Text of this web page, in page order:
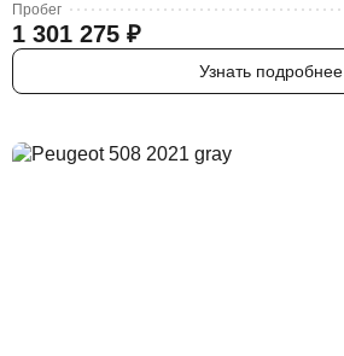
Пробег
1 301 275 ₽
Узнать подробнее